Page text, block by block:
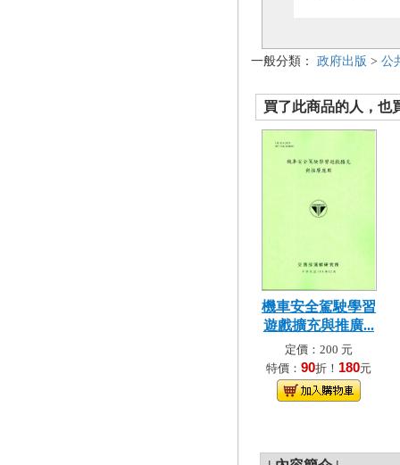
一般分類： 政府出版 > 公
買了此商品的人，也
機車安全駕駛學習
遊戲擴充與推廣...
定價：200 元
特價： 90折！ 180元